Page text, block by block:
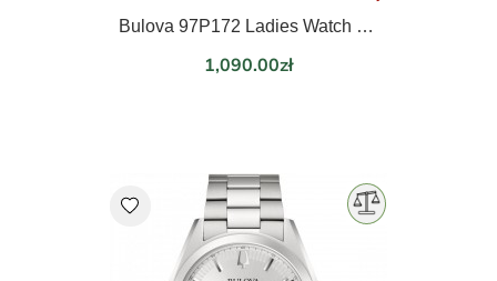
Bulova 97P172 Ladies Watch Surveyor 31mm 3ATM
Price
1,090.00zł
favorite